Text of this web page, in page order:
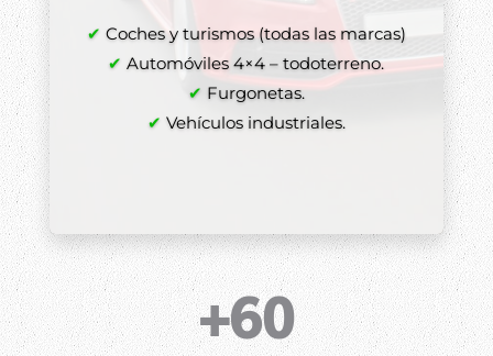
✔ Coches y turismos (todas las marcas)
✔ Automóviles 4×4 – todoterreno.
✔ Furgonetas.
✔ Vehículos industriales.
+60